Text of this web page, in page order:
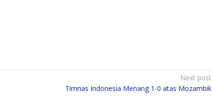
Next post
Timnas Indonesia Menang 1-0 atas Mozambik